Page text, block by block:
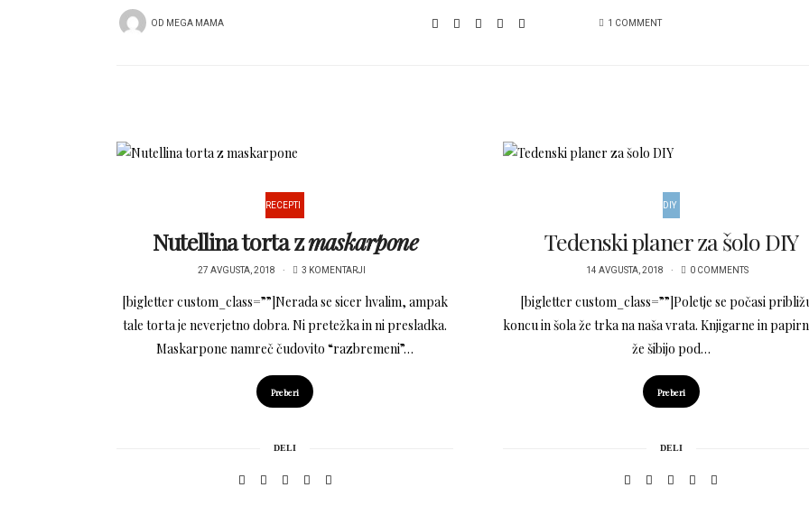
OD MEGA MAMA 1 COMMENT
RECEPTI
Nutellina torta zmaskarpone
27 AVGUSTA, 2018 3 KOMENTARJI
[bigletter custom_class=””]Nerada se sicer hvalim, ampak
tale torta je neverjetno dobra. Ni pretežka in ni presladka.
Maskarpone namreč čudovito “razbremeni”…
Preberi
DELI
DIY
Tedenski planer za šolo DIY
14 AVGUSTA, 2018 0 COMMENTS
[bigletter custom_class=””]Poletje se počasi
koncu in šola že trka na naša vrata. Knjigarne in
že šibijo pod…
Preberi
DELI